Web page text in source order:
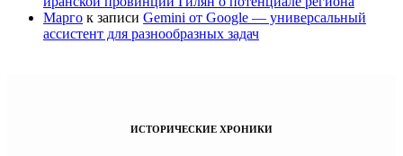
Марго к записи Gemini от Google — универсальный
ассистент для разнообразных задач
ИСТОРИЧЕСКИЕ ХРОНИКИ